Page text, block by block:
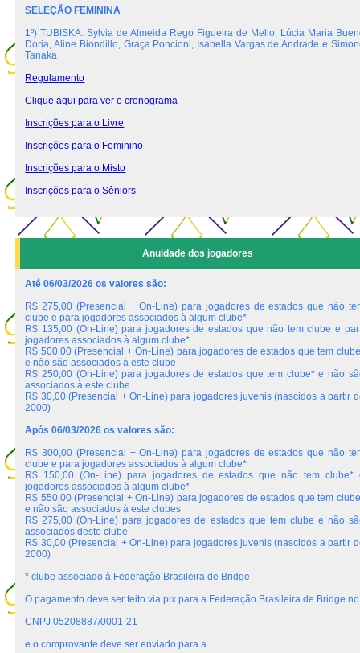
SELEÇÃO FEMININA
1º) TUBISKA: Sylvia de Almeida Rego Figueira de Mello, Lúcia Maria
Doria, Aline Biondillo, Graça Poncioni, Isabella Vargas de Andrade e
Tanaka
Regulamento
Clique aqui para ver o cronograma
Inscrições para o Livre
Inscrições para o Feminino
Inscrições para o Misto
Inscrições para o Sêniors
Anuidade dos jogadores
Até 06/03/2026 os valores são:
R$ 275,00 (Presencial + On-Line) para jogadores de estados que não
clube e para jogadores associados à algum clube*
R$ 135,00 (On-Line) para jogadores de estados que não tem clube e
jogadores associados à algum clube*
R$ 500,00 (Presencial + On-Line) para jogadores de estados que tem
e não são associados à este clube
R$ 250,00 (On-Line) para jogadores de estados que tem clube* e não
associados à este clube
R$ 30,00 (Presencial + On-Line) para jogadores juvenis (nascidos a partir
2000)
Após 06/03/2026 os valores são:
R$ 300,00 (Presencial + On-Line) para jogadores de estados que não
clube e para jogadores associados à algum clube*
R$ 150,00 (On-Line) para jogadores de estados que não tem clube*
jogadores associados à algum clube*
R$ 550,00 (Presencial + On-Line) para jogadores de estados que tem
e não são associados à este clubes
R$ 275,00 (On-Line) para jogadores de estados que tem clube e não
associados deste clube
R$ 30,00 (Presencial + On-Line) para jogadores juvenis (nascidos a partir
2000)
* clube associado à Federação Brasileira de Bridge
O pagamento deve ser feito via pix para a Federação Brasileira de Bridge no
CNPJ 05208887/0001-21
e o comprovante deve ser enviado para a